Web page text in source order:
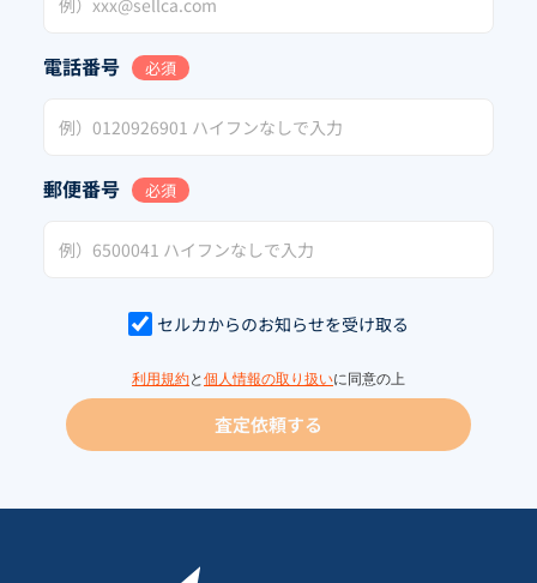
電話番号 必須
郵便番号 必須
セルカからのお知らせを受け取る
利用規約と 個人情報の取り扱いに同意の上
査定依頼する